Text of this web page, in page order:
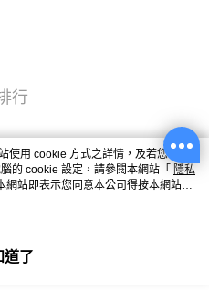
行
用 cookie 方式之詳情，及若您不希
的 cookie 設定，請參閱本網站「 隱私
網站即表示您同意本公司得按本網站使
道了